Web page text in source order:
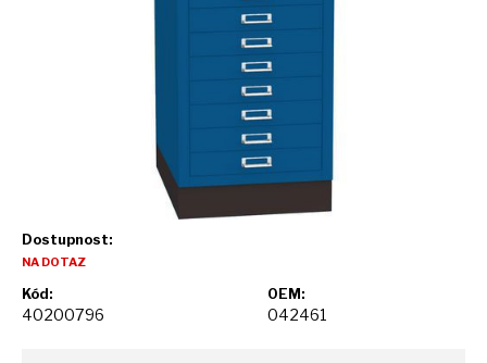
Dostupnost:
NA DOTAZ
Kód:
40200796
OEM:
042461